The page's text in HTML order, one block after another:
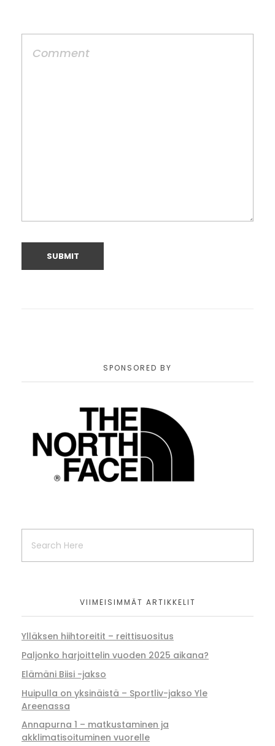
SPONSORED BY
VIIMEISIMMÄT ARTIKKELIT
Ylläksen hiihtoreitit – reittisuositus
Paljonko harjoittelin vuoden 2025 aikana?
Elämäni Biisi -jakso
Huipulla on yksinäistä – Sportliv-jakso Yle
Areenassa
Annapurna 1 – matkustaminen ja
akklimatisoituminen vuorelle